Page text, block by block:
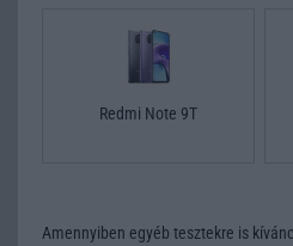
Redmi Note 9T
Amennyiben egyéb tesztekre is